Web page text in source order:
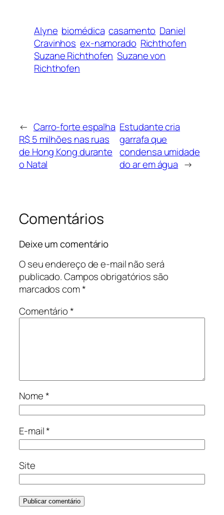
Alyne biomédica casamento Daniel
Cravinhos ex-namorado Richthofen
Suzane Richthofen Suzane von
Richthofen
← Carro-forte espalha
R$ 5 milhões nas ruas
de Hong Kong durante
o Natal
Estudante cria
garrafa que
condensa umidade
do ar em água →
Comentários
Deixe um comentário
O seu endereço de e-mail não será
publicado.Campos obrigatórios são
marcados com*
Comentário*
Nome*
E-mail*
Site